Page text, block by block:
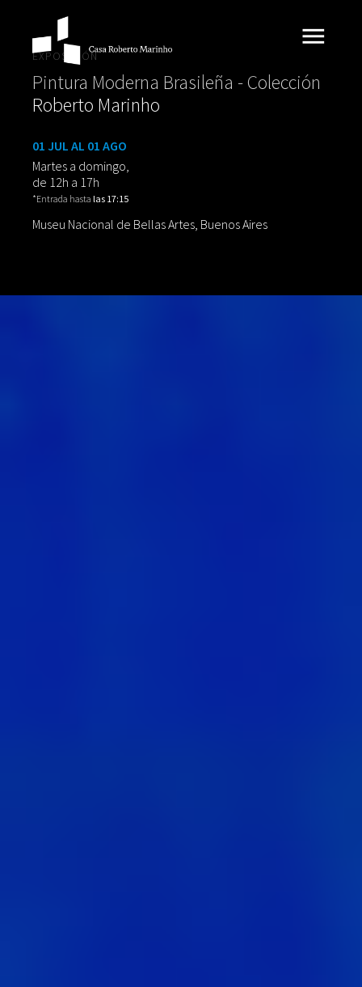
EXPOSICIÓN
Pintura Moderna Brasileña - Colección
Roberto Marinho
01 JUL AL 01 AGO
Martes a domingo,
de 12h a 17h
*Entrada hasta las 17:15
Museu Nacional de Bellas Artes, Buenos Aires